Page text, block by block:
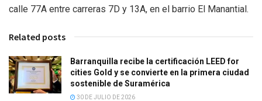
calle 77A entre carreras 7D y 13A, en el barrio El Manantial.
Related posts
Barranquilla recibe la certificación LEED for
cities Gold y se convierte en la primera ciudad
sostenible de Suramérica
30 DE JULIO DE 2026